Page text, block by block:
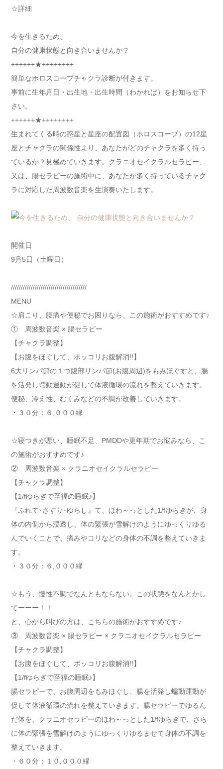
☆詳細
今を生きるため、
自分の健康状態と向き合いませんか？
++++++★++++++++
簡単なホロスコープチャクラ診断が付きます。
事前に生年月日・出生地・出生時間（わかれば）をお知らせ下
さい。
++++++★++++++++
生まれてくる時の惑星と星座の配置図（ホロスコープ）の12星
座とチャクラの関係性より、あなたがどのチャクラを多く持っ
ているか？見極めていきます。クラニオセイクラルセラピー、
又は、腸セラピーの施術中に、あなたが多く持っているチャク
ラに対応した周波数音楽を生演奏いたします。
開催日
9月5日（土曜日）
//////////////////////////////////////
MENU
☆肩こり、腰痛や便秘でお困りなら、この施術がおすすめです♪
① 周波数音楽 × 腸セラピー
【チャクラ調整】
【お腹をほぐして、ポッコリお腹解消!!】
6大リンパ節の１つ腹部リンパ節(お腹周辺)をもみほぐすと、腸
を活発し蠕動運動が促して体液循環の流れを整えていきます。
便秘、冷え性、むくみなどの不調が改善していきます。
・３０分：６,０００縁
☆寝つきが悪い、睡眠不足、PMDDや更年期でお悩みなら、こ
の施術がおすすめです♪
② 周波数音楽 × クラニオセイクラルセラピー
【チャクラ調整】
【1/fゆらぎで至福の睡眠♪】
『ふれて･さすり･ゆらし』て、ほわ～っとした1/fゆらぎが、身
体の内側から浸透し、体の緊張が雪解けのようにゆっくりゆる
んでいくことで、痛みやコリなどの身体の不調を整えていきま
す。
・３０分：６,０００縁
☆もう、慢性不調でなんともならない。この状態をなんとかし
てーーー！！
と、心から叫びの方は、こちらの施術がおすすめです♪
③ 周波数音楽 × 腸セラピー × クラニオセイクラルセラピー
【チャクラ調整】
【お腹をほぐして、ポッコリお腹解消!!】
【1/fゆらぎで至福の睡眠♪】
腸セラピーで、お腹周辺をもみほぐし、腸を活発し蠕動運動が
促して体液循環の流れを整えていきます。腸セラピーでゆるん
だ体を、クラニオセラピーのほわ～っとした1/fゆらぎで、さら
に体の緊張を雪解けのようにゆっくりゆるませて身体の不調を
整えていきます。
・６０分：１０,０００縁